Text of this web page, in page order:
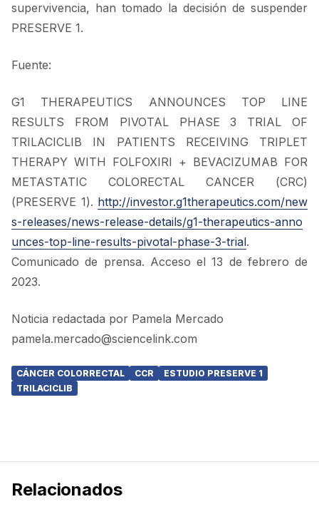
supervivencia, han tomado la decisión de suspender
PRESERVE 1.
Fuente:
G1 THERAPEUTICS ANNOUNCES TOP LINE
RESULTS FROM PIVOTAL PHASE 3 TRIAL OF
TRILACICLIB IN PATIENTS RECEIVING TRIPLET
THERAPY WITH FOLFOXIRI + BEVACIZUMAB FOR
METASTATIC COLORECTAL CANCER (CRC)
(PRESERVE 1). http://investor.g1therapeutics.com/new
s-releases/news-release-details/g1-therapeutics-anno
unces-top-line-results-pivotal-phase-3-trial.
Comunicado de prensa. Acceso el 13 de febrero de
2023.
Noticia redactada por Pamela Mercado
pamela.mercado@sciencelink.com
CÁNCER COLORRECTAL CCR
ESTUDIO PRESERVE 1
TRILACICLIB
Relacionados